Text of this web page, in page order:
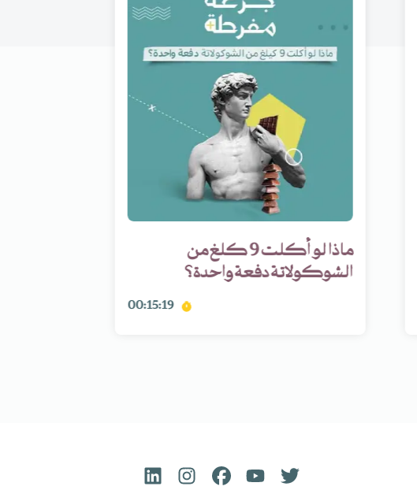
ماذا لو أكلت 9 كلغ من
الشوكولاتة دفعة واحدة؟
00:15:19